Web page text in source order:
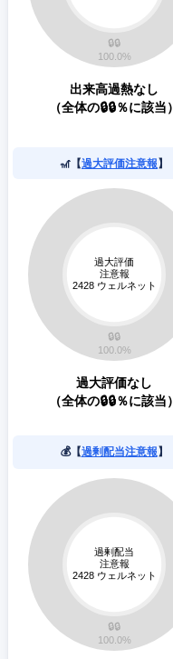
出来高過熱なし
（全体の🔒🔒％に該当）
🎢【過大評価注意報】
過大評価なし
（全体の🔒🔒％に該当）
💰【過剰配当注意報】